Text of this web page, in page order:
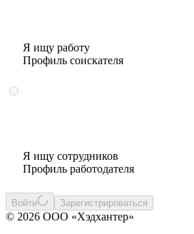
Я ищу работу
Профиль соискателя
Я ищу сотрудников
Профиль работодателя
Войти Зарегистрироваться
© 2026 ООО «Хэдхантер»